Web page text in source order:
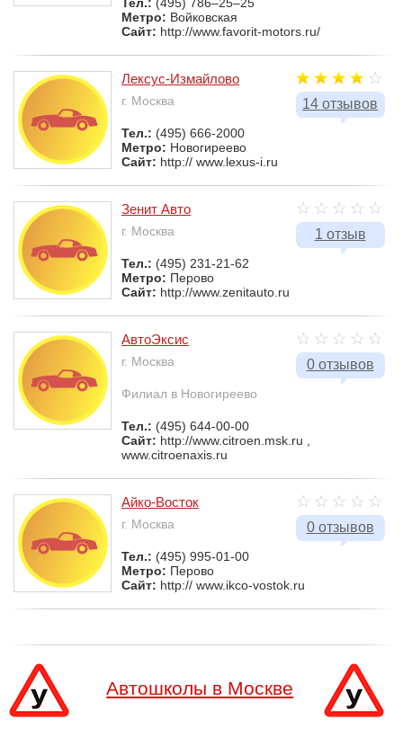
Метро: Войковская
Сайт: http://www.favorit-motors.ru/
14 отзывов
Лексус-Измайлово
г. Москва
Тел.: (495) 666-2000
Метро: Новогиреево
Сайт: http:// www.lexus-i.ru
1 отзыв
Зенит Авто
г. Москва
Тел.: (495) 231-21-62
Метро: Перово
Сайт: http://www.zenitauto.ru
0 отзывов
АвтоЭксис
г. Москва
Филиал в Новогиреево
Тел.: (495) 644-00-00
Сайт: http://www.citroen.msk.ru ,
www.citroenaxis.ru
0 отзывов
Айко-Восток
г. Москва
Тел.: (495) 995-01-00
Метро: Перово
Сайт: http:// www.ikco-vostok.ru
Автошколы в Москве